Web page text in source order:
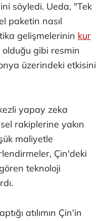
söyledi. Ueda, "Tek
paketin nasıl
gelişmelerinin kur
gibi resmin
üzerindeki etkisini
yapay zeka
rakiplerine yakın
maliyetle
Çin'deki
teknoloji
atılımın Çin'in